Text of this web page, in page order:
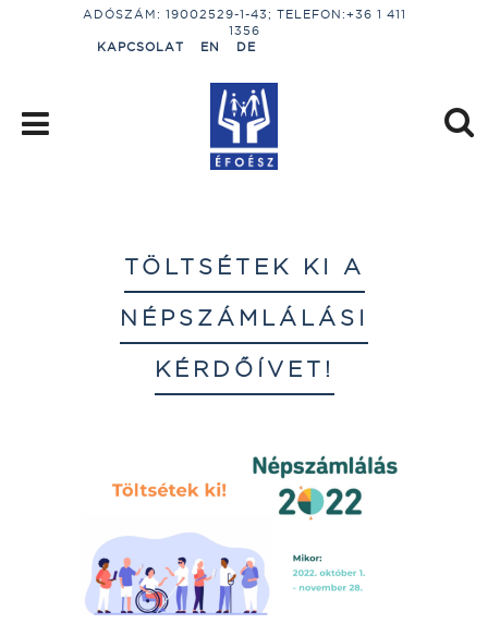
ADÓSZÁM: 19002529-1-43; TELEFON:+36 1 411
1356
KAPCSOLAT
EN DE
TÖLTSÉTEK KI A
NÉPSZÁMLÁLÁSI
KÉRDŐÍVET!